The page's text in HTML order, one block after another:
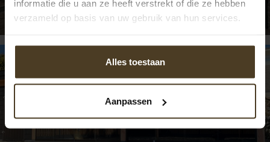
informatie die u aan ze heeft verstrekt of die ze hebben
verzameld op basis van uw gebruik van hun services.
Alles toestaan
Aanpassen
rabat schutting